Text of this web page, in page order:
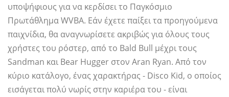
υποψήφιους για να κερδίσει το Παγκόσμιο
Πρωτάθλημα WVBA. Εάν έχετε παίξει τα προηγούμενα
παιχνίδια, θα αναγνωρίσετε ακριβώς για όλους τους
χρήστες του ρόστερ, από το Bald Bull μέχρι τους
Sandman και Bear Hugger στον Aran Ryan. Από τον
κύριο κατάλογο, ένας χαρακτήρας - Disco Kid, ο οποίος
εισάγεται πολύ νωρίς στην καριέρα του - είναι